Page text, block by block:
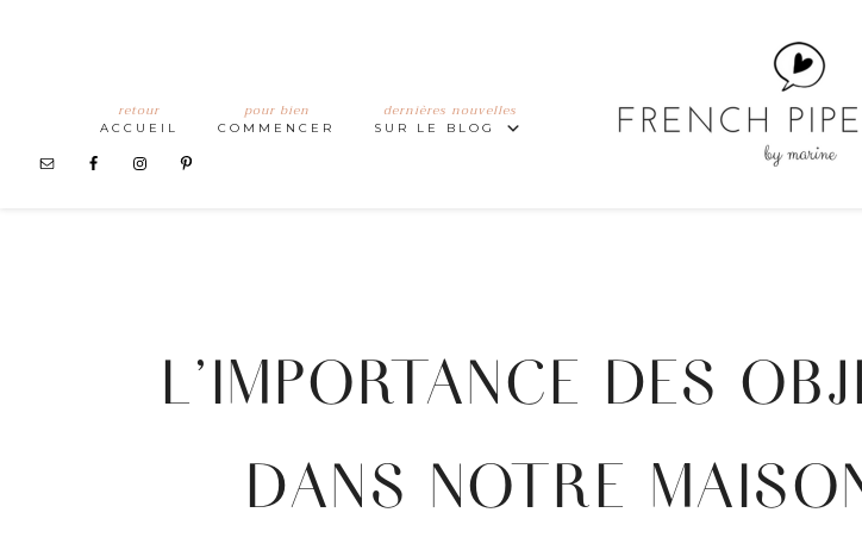
retour
ACCUEIL
pour bien
COMMENCER
dernières nouvelles
SUR LE BLOG
L’IMPORTANCE DES
DANS NOTRE